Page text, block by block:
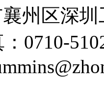
州区深
0710-